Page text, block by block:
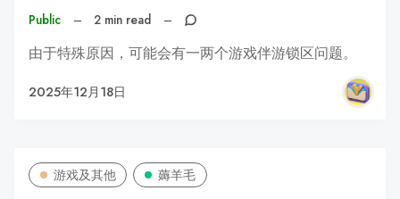
Public – 2 min read –
由于特殊原因，可能会有一两个游戏伴游锁区问题。
2025年12月18日
游戏及其他 薅羊毛